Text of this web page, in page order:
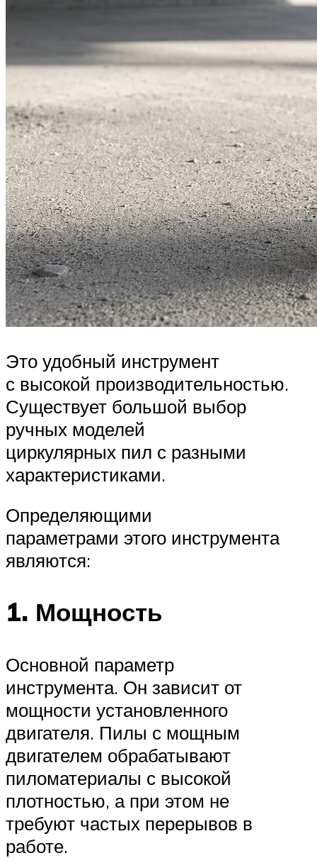
Это удобный инструмент
с высокой производительностью.
Существует большой выбор
ручных моделей
циркулярных пил с разными
характеристиками.
Определяющими
параметрами этого инструмента
являются:
1. Мощность
Основной параметр
инструмента. Он зависит от
мощности установленного
двигателя. Пилы с мощным
двигателем обрабатывают
пиломатериалы с высокой
плотностью, а при этом не
требуют частых перерывов в
работе.